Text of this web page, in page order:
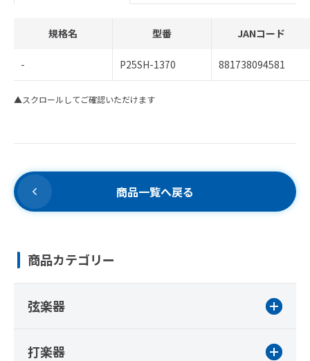
規格名 型番 JANコード
- P25SH-1370 881738094581
▲スクロールしてご確認いただけます
商品一覧へ戻る
商品カテゴリー
弦楽器
打楽器